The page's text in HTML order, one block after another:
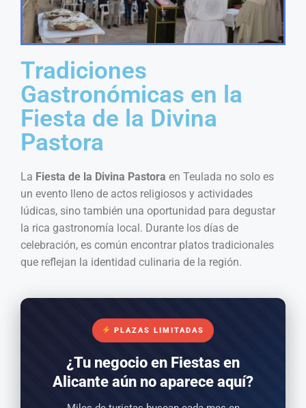
Tradiciones
Gastronómicas en la
Fiesta de la Divina
Pastora
La Fiesta de la Divina Pastora en Teulada no solo es
un evento lleno de actos religiosos y actividades
lúdicas, sino también una oportunidad para degustar
la rica gastronomía local. Durante los días de
celebración, es común encontrar platos tradicionales
que reflejan la identidad culinaria de la región.
PLAZAS LIMITADAS
¿Tu negocio en Fiestas en
Alicante aún no aparece aquí?